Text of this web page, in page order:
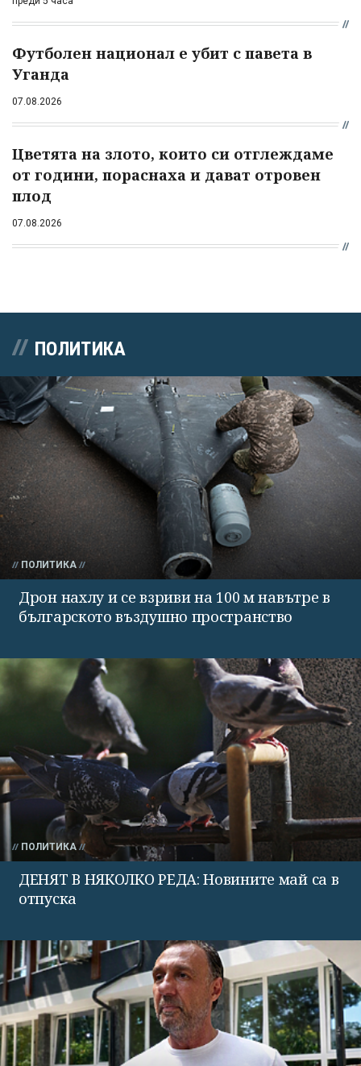
Футболен национал е убит с павета в
Уганда
07.08.2026
Цветята на злото, които си отглеждаме
от години, пораснаха и дават отровен
плод
07.08.2026
ПОЛИТИКА
ПОЛИТИКА
Дрон нахлу и се взриви на 100 м навътре в
българското въздушно пространство
ПОЛИТИКА
ДЕНЯТ В НЯКОЛКО РЕДА: Новините май са в
отпуска